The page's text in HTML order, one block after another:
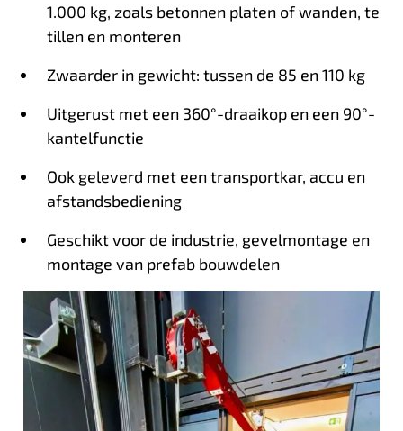
1.000 kg, zoals betonnen platen of wanden, te
tillen en monteren
Zwaarder in gewicht: tussen de 85 en 110 kg
Uitgerust met een 360°-draaikop en een 90°-
kantelfunctie
Ook geleverd met een transportkar, accu en
afstandsbediening
Geschikt voor de industrie, gevelmontage en
montage van prefab bouwdelen